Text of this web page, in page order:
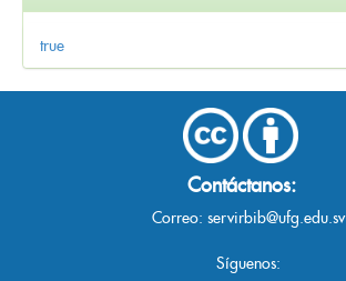
true
Contáctanos:
Correo: servirbib@ufg.edu.sv
Síguenos: